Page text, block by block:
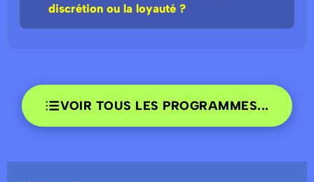
discrétion ou la loyauté ?
VOIR TOUS LES PROGRAMMES...